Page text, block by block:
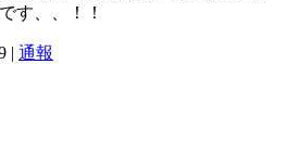
す、、！！
| 通報